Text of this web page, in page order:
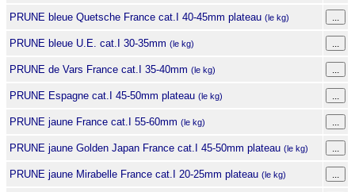
PRUNE bleue Quetsche France cat.I 40-45mm plateau (le kg)
PRUNE bleue U.E. cat.I 30-35mm (le kg)
PRUNE de Vars France cat.I 35-40mm (le kg)
PRUNE Espagne cat.I 45-50mm plateau (le kg)
PRUNE jaune France cat.I 55-60mm (le kg)
PRUNE jaune Golden Japan France cat.I 45-50mm plateau (le kg)
PRUNE jaune Mirabelle France cat.I 20-25mm plateau (le kg)